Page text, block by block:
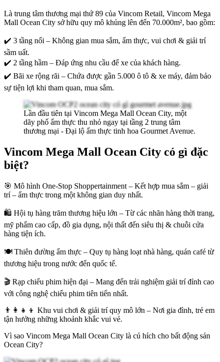
Là trung tâm thương mại thứ 89 của Vincom Retail, Vincom Mega
Mall Ocean City sở hữu quy mô khủng lên đến 70.000m², bao gồm:
✔️ 3 tầng nổi – Không gian mua sắm, ẩm thực, vui chơi & giải trí
sầm uất.
✔️ 2 tầng hầm – Đáp ứng nhu cầu để xe của khách hàng.
✔️ Bãi xe rộng rãi – Chứa được gần 5.000 ô tô & xe máy, đảm bảo
sự tiện lợi khi tham quan, mua sắm.
Lần đầu tiên tại Vincom Mega Mall Ocean City, một
dãy phố ẩm thực thu nhỏ ngay tại tầng 2 trung tâm
thương mại - Đại lộ ẩm thực tinh hoa Gourmet Avenue.
Vincom Mega Mall Ocean City có gì đặc
biệt?
🎯 Mô hình One-Stop Shoppertainment – Kết hợp mua sắm – giải
trí – ẩm thực trong một không gian duy nhất.
🛍 Hội tụ hàng trăm thương hiệu lớn – Từ các nhãn hàng thời trang,
mỹ phẩm cao cấp, đồ gia dụng, nội thất đến siêu thị & chuỗi cửa
hàng tiện ích.
🍽 Thiên đường ẩm thực – Quy tụ hàng loạt nhà hàng, quán café từ
thương hiệu trong nước đến quốc tế.
🎬 Rạp chiếu phim hiện đại – Mang đến trải nghiệm giải trí đỉnh cao
với công nghệ chiếu phim tiên tiến nhất.
👨‍👩‍👧‍👦 Khu vui chơi & giải trí quy mô lớn – Nơi gia đình, trẻ em
tận hưởng những khoảnh khắc vui vẻ.
Vì sao Vincom Mega Mall Ocean City là cú hích cho bất động sản
Ocean City?